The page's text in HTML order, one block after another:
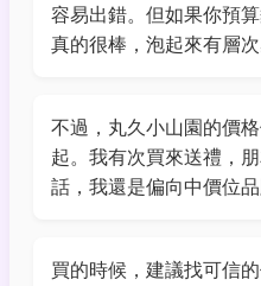
容易出錯。但如果你預
真的很棒，泡起來有層次
不過，丸久小山園的價
起。我有次買來送禮，
話，我還是偏向中價位品
買的時候，建議找可信